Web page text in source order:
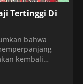
Tertinggi Di
bahwa
kembali
ini mereka
Bautista